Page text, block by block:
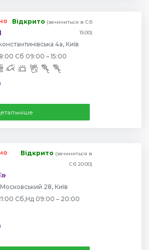
Відкрито (зачиниться в Сб
15:00)
4а, Київ
Сб 09:00 – 15:00
Відкрито (зачиниться в
Сб 20:00)
28, Київ
Сб,Нд 09:00 – 20:00